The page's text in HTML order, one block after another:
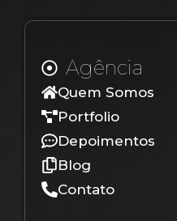
Agência
Quem Somos
Portfolio
Depoimentos
Blog
Contato